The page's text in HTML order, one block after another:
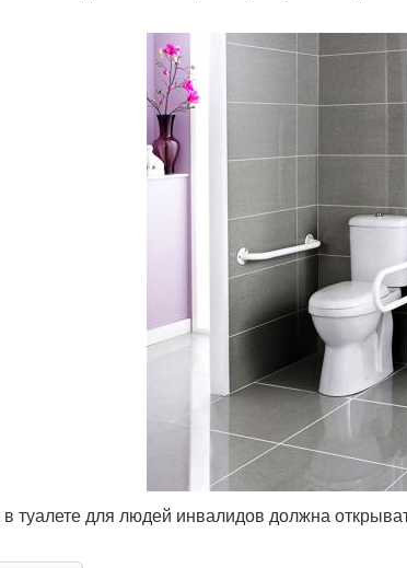
туалете для людей инвалидов должна